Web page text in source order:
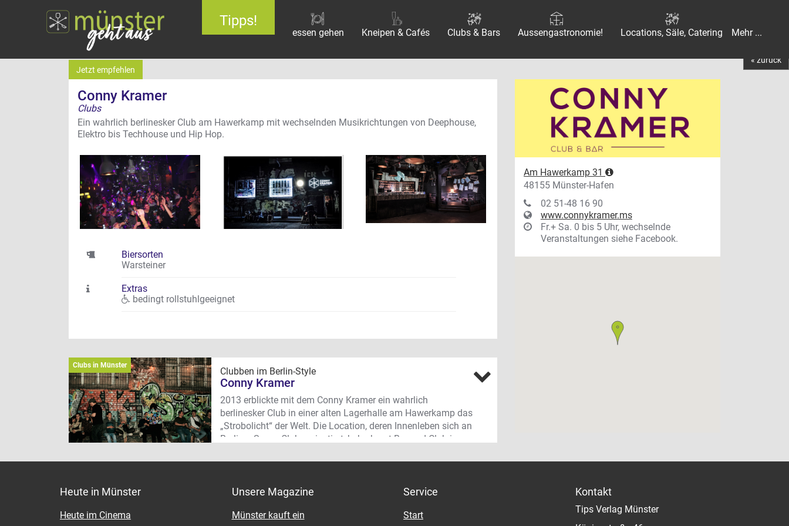
Tipps!
essen gehen Kneipen & Cafés Clubs & Bars Aussengastronomie! Locations, Säle, Catering Mehr ...
« zurück
Conny Kramer
Clubs
Ein wahrlich berlinesker Club am Hawerkamp mit wechselnden Musikrichtungen von Deephouse,
Elektro bis Techhouse und Hip Hop.
Jetzt empfehlen
Biersorten
Warsteiner
Extras
bedingt rollstuhlgeeignet
Clubs in Münster
Clubben im Berlin-Style
Conny Kramer
2013 erblickte mit dem Conny Kramer ein wahrlich
berlinesker Club in einer alten Lagerhalle am Hawerkamp das
„Strobolicht“ der Welt. Die Location, deren Innenleben sich an
Berliner Szene-Clubs orientiert, beherbergt Bar und Club in
Clubevents zu Deep House, herzlichem Techno, Dub, Hip Hop,
lassen und die Nacht zum Tag machen. Natürlich lebt auch
erfrischend wenig kommerziell. Dank der guten Dockland-
Am Hawerkamp 31
48155 Münster-Hafen
02 51-48 16 90
www.connykramer.ms
Fr.+ Sa. 0 bis 5 Uhr, wechselnde
Veranstaltungen siehe Facebook.
Heute in Münster
Heute im Cinema
Unsere Magazine
Münster kauft ein
Service
Start
Kontakt
Tips Verlag Münster